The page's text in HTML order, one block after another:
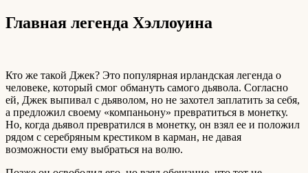
Главная легенда Хэллоуина
Кто же такой Джек? Это популярная ирландская легенда о
человеке, который смог обмануть самого дьявола. Согласно
ей, Джек выпивал с дьяволом, но не захотел заплатить за себя,
а предложил своему «компаньону» превратиться в монетку.
Но, когда дьявол превратился в монетку, он взял ее и положил
рядом с серебряным крестиком в карман, не давая
возможности ему выбраться на волю.